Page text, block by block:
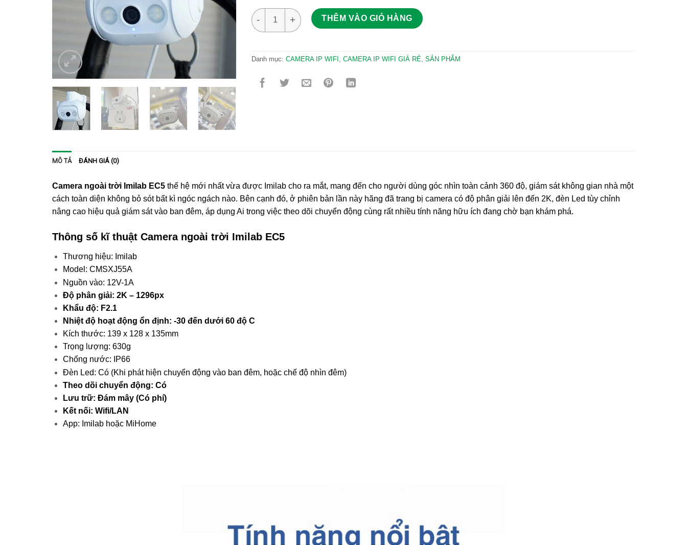
Camera ngoài trời Imilab EC5 2K – Xoay 360 độ ( Chưa thẻ ) số lượng
THÊM VÀO GIỎ HÀNG
Danh mục: CAMERA IP WIFI CAMERA IP WIFI GIÁ RẺ SẢN PHẨM
MÔ TẢ ĐÁNH GIÁ (0)
Camera ngoài trời Imilab EC5 thế hệ mới nhất vừa được Imilab cho ra mắt, mang đến cho người dùng góc nhìn toàn cảnh 360 độ, giám sát không gian nhà một
cách toàn diện không bỏ sót bất kì ngóc ngách nào. Bên cạnh đó, ở phiên bản lần này hãng đã trang bị camera có độ phân giải lên đến 2K, đèn Led tùy chỉnh
nâng cao hiệu quả giám sát vào ban đêm, áp dụng Ai trong việc theo dõi chuyển động cùng rất nhiều tính năng hữu ích đang chờ bạn khám phá.
Thông số kĩ thuật Camera ngoài trời Imilab EC5
Thương hiệu: Imilab
Model: CMSXJ55A
Nguồn vào: 12V-1A
Độ phân giải: 2K – 1296px
Khẩu độ: F2.1
Nhiệt độ hoạt động ổn định: -30 đến dưới 60 độ C
Kích thước: 139 x 128 x 135mm
Trọng lượng: 630g
Chống nước: IP66
Đèn Led: Có (Khi phát hiện chuyển động vào ban đêm, hoặc chế độ nhìn đêm)
Theo dõi chuyển động: Có
Lưu trữ: Đám mây (Có phí)
Kết nối: Wifi/LAN
App: Imilab hoặc MiHome